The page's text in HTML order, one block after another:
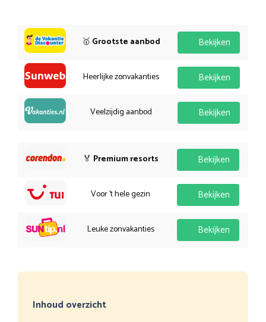
🥇 Grootste aanbod Bekijken
Heerlijke zonvakanties Bekijken
Veelzijdig aanbod Bekijken
🏅 Premium resorts Bekijken
Voor 't hele gezin Bekijken
Leuke zonvakanties Bekijken
Inhoud overzicht